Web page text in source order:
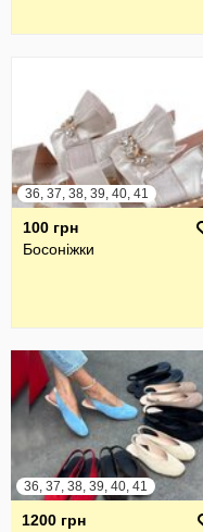
36, 37, 38, 39, 40, 41
100 грн
Босоніжки
36, 37, 38, 39, 40, 41
1200 грн